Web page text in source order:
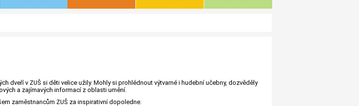
dveří v ZUŠ si děti velice užily. Mohly si prohlédnout výtvarné i hudební učebny, dozvěděly
a zajímavých informací z oblasti umění.
zaměstnancům ZUŠ za inspirativní dopoledne.